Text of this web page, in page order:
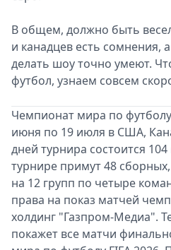
В общем, должно быть
и канадцев есть сомнения,
делать шоу точно умеют.
футбол, узнаем совсем
Чемпионат мира по футболу
июня по 19 июля в США,
дней турнира состоится
турнире примут 48
на 12 групп по четыре
права на показ матчей
холдинг "Газпром-Медиа".
покажет все матчи